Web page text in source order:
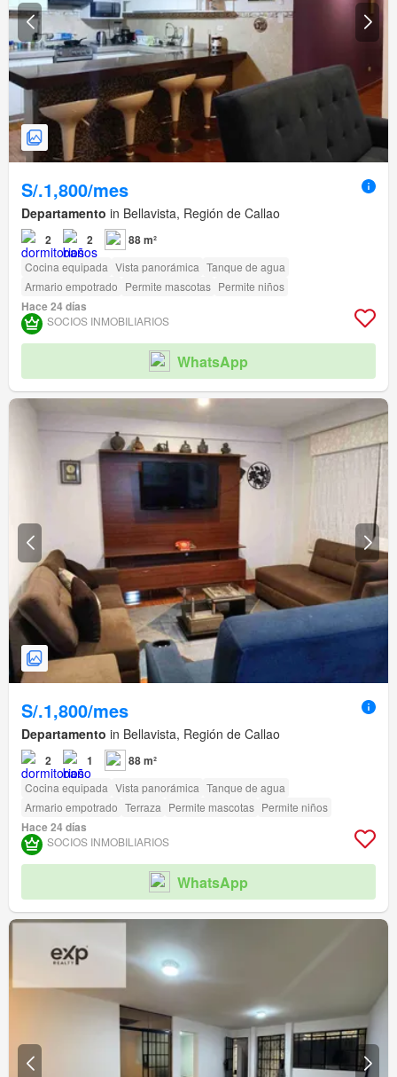
S/.1,800/mes
Departamento in Bellavista, Región de Callao
2 2 88 m²
Cocina equipada Vista panorámica Tanque de agua
Armario empotrado Permite mascotas Permite niños
Hace 24 días
SOCIOS INMOBILIARIOS
WhatsApp
S/.1,800/mes
Departamento in Bellavista, Región de Callao
2 1 88 m²
Cocina equipada Vista panorámica Tanque de agua
Armario empotrado Terraza Permite mascotas Permite niños
Hace 24 días
SOCIOS INMOBILIARIOS
WhatsApp